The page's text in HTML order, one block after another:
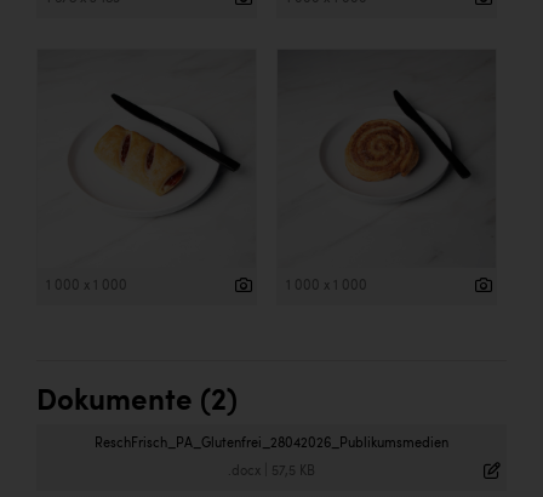
1 000 x 1 000 1 000 x 1 000
Dokumente (2)
ReschFrisch_PA_Glutenfrei_28042026_Publikumsmedien
.docx 57,5 KB